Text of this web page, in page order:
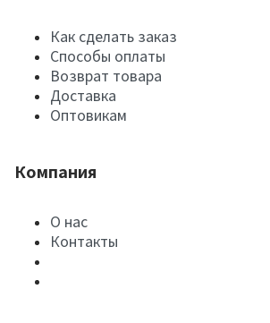
Как сделать заказ
Способы оплаты
Возврат товара
Доставка
Оптовикам
Компания
О нас
Контакты